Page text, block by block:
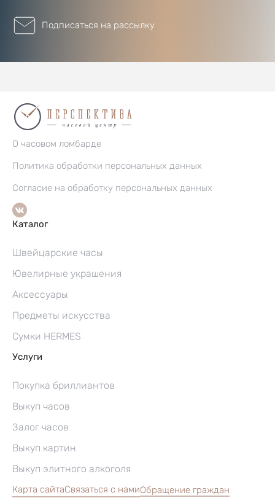
Подписаться на рассылку
О часовом ломбарде
Политика обработки персональных данных
Согласие на обработку персональных данных
Каталог
Швейцарские часы
Ювелирные украшения
Аксессуары
Предметы искусства
Сумки HERMES
Услуги
Покупка бриллиантов
Выкуп часов
Залог часов
Выкуп картин
Выкуп элитного алкоголя
Карта сайтаСвязаться с намиОбращение граждан